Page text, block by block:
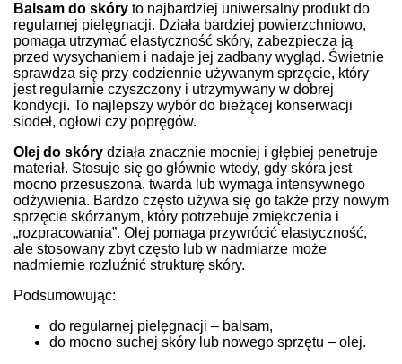
Balsam do skóry to najbardziej uniwersalny produkt do
regularnej pielęgnacji. Działa bardziej powierzchniowo,
pomaga utrzymać elastyczność skóry, zabezpiecza ją
przed wysychaniem i nadaje jej zadbany wygląd. Świetnie
sprawdza się przy codziennie używanym sprzęcie, który
jest regularnie czyszczony i utrzymywany w dobrej
kondycji. To najlepszy wybór do bieżącej konserwacji
siodeł, ogłowi czy popręgów.
Olej do skóry działa znacznie mocniej i głębiej penetruje
materiał. Stosuje się go głównie wtedy, gdy skóra jest
mocno przesuszona, twarda lub wymaga intensywnego
odżywienia. Bardzo często używa się go także przy nowym
sprzęcie skórzanym, który potrzebuje zmiękczenia i
„rozpracowania”. Olej pomaga przywrócić elastyczność,
ale stosowany zbyt często lub w nadmiarze może
nadmiernie rozluźnić strukturę skóry.
Podsumowując:
do regularnej pielęgnacji – balsam,
do mocno suchej skóry lub nowego sprzętu – olej.